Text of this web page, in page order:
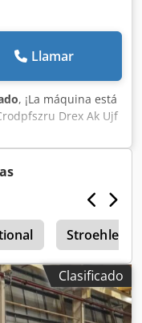
adicionales (para
Llamar
, ¡La máquina está
Drex Ak Ujf
Stroehlein
Clasificado